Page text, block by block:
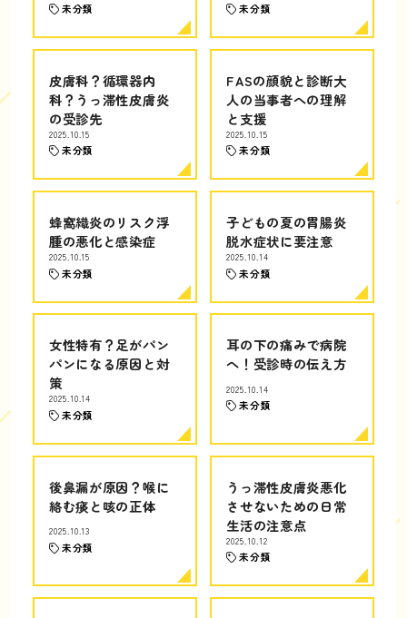
未分類 未分類
皮膚科？循環器内
科？うっ滞性皮膚炎
の受診先
2025.10.15
未分類
FASの顔貌と診断大
人の当事者への理解
と支援
2025.10.15
未分類
蜂窩織炎のリスク浮
腫の悪化と感染症
2025.10.15
未分類
子どもの夏の胃腸炎
脱水症状に要注意
2025.10.14
未分類
女性特有？足がパン
パンになる原因と対
策
2025.10.14
未分類
耳の下の痛みで病院
へ！受診時の伝え方
2025.10.14
未分類
後鼻漏が原因？喉に
絡む痰と咳の正体
2025.10.13
未分類
うっ滞性皮膚炎悪化
させないための日常
生活の注意点
2025.10.12
未分類